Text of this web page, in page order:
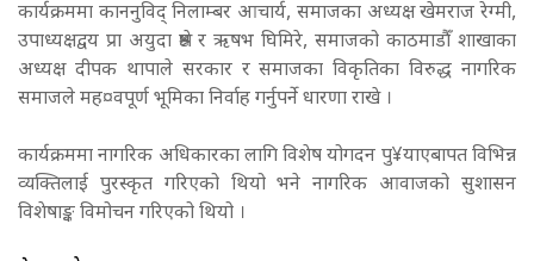
कार्यक्रममा काननुविद् निलाम्बर आचार्य, समाजका अध्यक्ष खेमराज रेग्मी,
उपाध्यक्षद्वय प्रा अयुदा श्रेष्ठ र ऋषभ घिमिरे, समाजको काठमाडौँ शाखाका
अध्यक्ष दीपक थापाले सरकार र समाजका विकृतिका विरुद्ध नागरिक
समाजले मह¤वपूर्ण भूमिका निर्वाह गर्नुपर्ने धारणा राखे ।
कार्यक्रममा नागरिक अधिकारका लागि विशेष योगदन पु¥याएबापत विभिन्न
व्यक्तिलाई पुरस्कृत गरिएको थियो भने नागरिक आवाजको सुशासन
विशेषाङ्क विमोचन गरिएको थियो ।